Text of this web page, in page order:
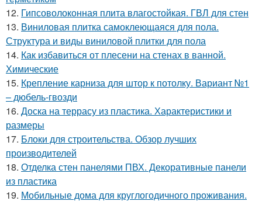
12. Гипсоволоконная плита влагостойкая. ГВЛ для стен
13. Виниловая плитка самоклеющаяся для пола.
Структура и виды виниловой плитки для пола
14. Как избавиться от плесени на стенах в ванной.
Химические
15. Крепление карниза для штор к потолку. Вариант №1
– дюбель-гвозди
16. Доска на террасу из пластика. Характеристики и
размеры
17. Блоки для строительства. Обзор лучших
производителей
18. Отделка стен панелями ПВХ. Декоративные панели
из пластика
19. Мобильные дома для круглогодичного проживания.